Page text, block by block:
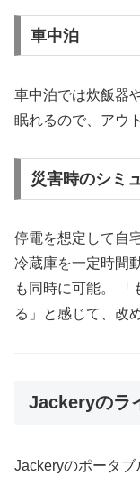
車中泊
車中泊では炊飯器
眠れるので、アウ
災害時のシミ
停電を想定して自
冷蔵庫を一定時間
も同時に可能。 「
る」と感じて、改
Jackeryのラ
Jackeryのポータブ